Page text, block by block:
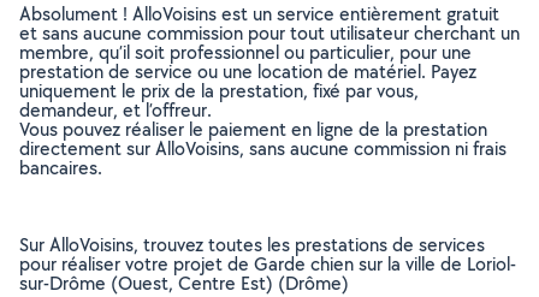
Absolument ! AlloVoisins est un service entièrement gratuit
et sans aucune commission pour tout utilisateur cherchant un
membre, qu’il soit professionnel ou particulier, pour une
prestation de service ou une location de matériel. Payez
uniquement le prix de la prestation, fixé par vous,
demandeur, et l’offreur.
Vous pouvez réaliser le paiement en ligne de la prestation
directement sur AlloVoisins, sans aucune commission ni frais
bancaires.
Sur AlloVoisins, trouvez toutes les prestations de services
pour réaliser votre projet de Garde chien sur la ville de Loriol-
sur-Drôme (Ouest, Centre Est) (Drôme)